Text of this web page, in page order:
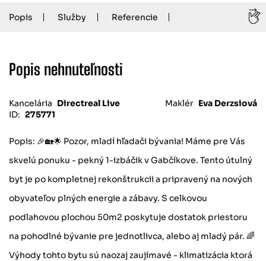
Popis Služby Referencie
Popis nehnuteľnosti
Kancelária Directreal Live Maklér Eva Derzsiová
ID: 275771
Popis: 🎉🏡🌟 Pozor, mladí hľadači bývania! Máme pre Vás
skvelú ponuku - pekný 1-izbáčik v Gabčíkove. Tento útulný
byt je po kompletnej rekonštrukcii a pripravený na nových
obyvateľov plných energie a zábavy. S celkovou
podlahovou plochou 50m2 poskytuje dostatok priestoru
na pohodlné bývanie pre jednotlivca, alebo aj mladý pár. 🌈
Výhody tohto bytu sú naozaj zaujímavé - klimatizácia ktorá